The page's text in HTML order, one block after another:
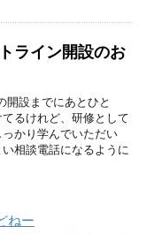
ライン開設のお
開設までにあとひと
るけれど、研修として
かり学んでいただい
相談電話になるように
ねー